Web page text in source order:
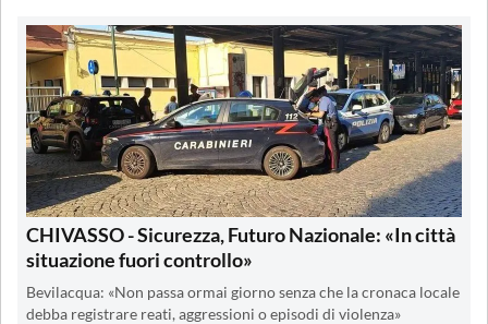
CHIVASSO - Sicurezza, Futuro Nazionale: «In città
situazione fuori controllo»
Bevilacqua: «Non passa ormai giorno senza che la cronaca locale
debba registrare reati, aggressioni o episodi di violenza»